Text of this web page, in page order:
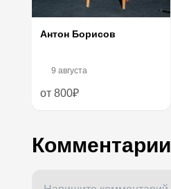
Антон Борисов
9 августа
от 800₽
Комментарии